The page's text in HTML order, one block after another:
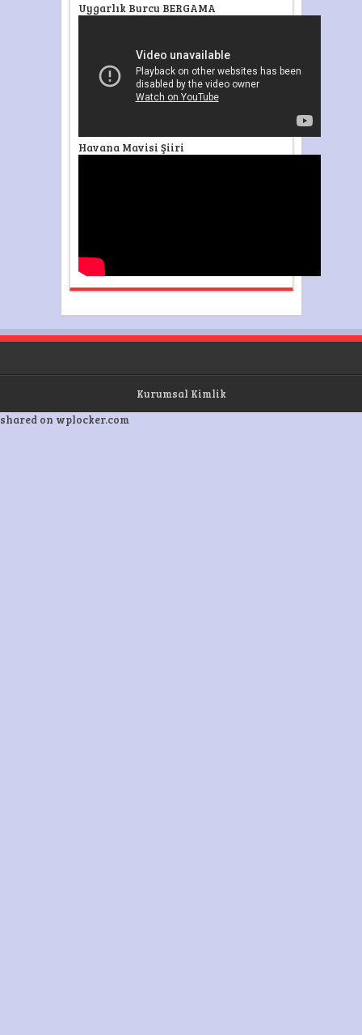
Uygarlık Burcu BERGAMA
Havana Mavisi Şiiri
Kurumsal Kimlik
shared on wplocker.com